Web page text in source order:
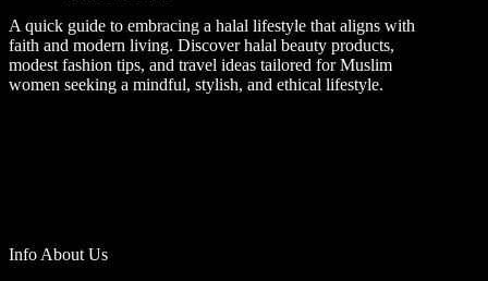
A quick guide to embracing a halal lifestyle that aligns with
faith and modern living. Discover halal beauty products,
modest fashion tips, and travel ideas tailored for Muslim
women seeking a mindful, stylish, and ethical lifestyle.
Info About Us